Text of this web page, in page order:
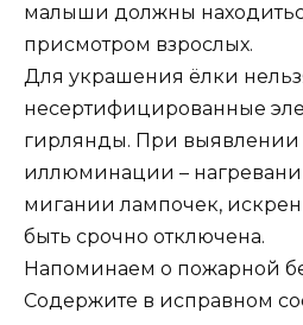
малыши должны
присмотром взрослых.
Для украшения ёлки
несертифицированные
гирлянды. При выявлении
иллюминации –
мигании лампочек,
быть срочно отключена.
Напоминаем о пожарной
Содержите в исправном